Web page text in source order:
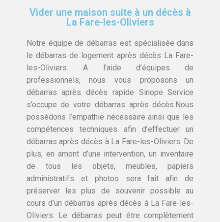
Vider une maison suite à un décès à
La Fare-les-Oliviers
Notre équipe de débarras est spécialisée dans
le débarras de logement après décès La Fare-
les-Oliviers. A l’aide d’équipes de
professionnels, nous vous proposons un
débarras après décès rapide Sinope Service
s’occupe de votre débarras après décès.Nous
possédons l’empathie nécessaire ainsi que les
compétences techniques afin d’effectuer un
débarras après décès à La Fare-les-Oliviers. De
plus, en amont d’une intervention, un inventaire
de tous les objets, meubles, papiers
administratifs et photos sera fait afin de
préserver les plus de souvenir possible au
cours d’un débarras après décès à La Fare-les-
Oliviers. Le débarras peut être complètement